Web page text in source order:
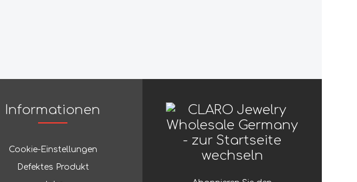
Informationen
Cookie-Einstellungen
Defektes Produkt